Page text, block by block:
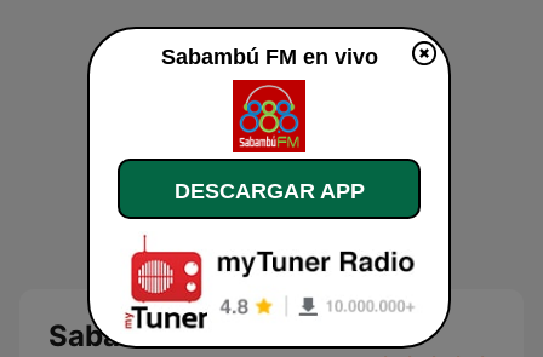
Sabambú FM en vivo
Sabambú FM en vivo
DESCARGAR APP